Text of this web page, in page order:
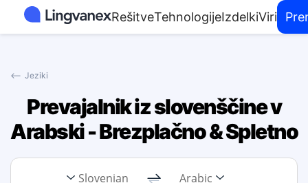
RešitveTehnologijeIzdelkiViri
⟵ Jeziki
Prevajalnik iz slovenščine v
Arabski - Brezplačno & Spletno
Slovenian Arabic